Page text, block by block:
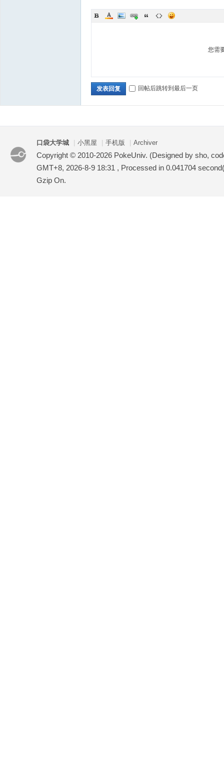
您需
发表回复 回帖后跳转到最后一页
口袋大学城 小黑屋 手机版 Archiver
Copyright © 2010-2026 PokeUniv. (Designed by sho,
GMT+8, 2026-8-9 18:31 , Processed in 0.041704
Gzip On.